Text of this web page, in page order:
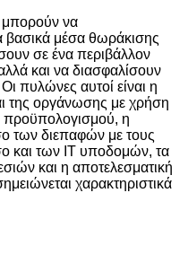
μπορούν να
βασικά μέσα θωράκισης
σε ένα περιβάλλον
και να διασφαλίσουν
πυλώνες αυτοί είναι η
της οργάνωσης με χρήση
η
των διεπαφών με τους
και των IT υποδομών, τα
και η αποτελεσματική
χαρακτηριστικά